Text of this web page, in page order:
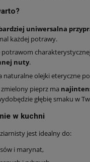
uniwersalna
każdej potrawy.
potrawom
nuty.
naturalne olejki eteryczne
zmielony pieprz ma
głębię smaku w
w kuchni
jest idealny do:
i marynat,